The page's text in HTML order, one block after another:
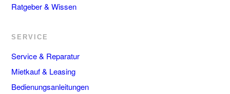
Ratgeber & Wissen
SERVICE
Service & Reparatur
Mietkauf & Leasing
Bedienungsanleitungen